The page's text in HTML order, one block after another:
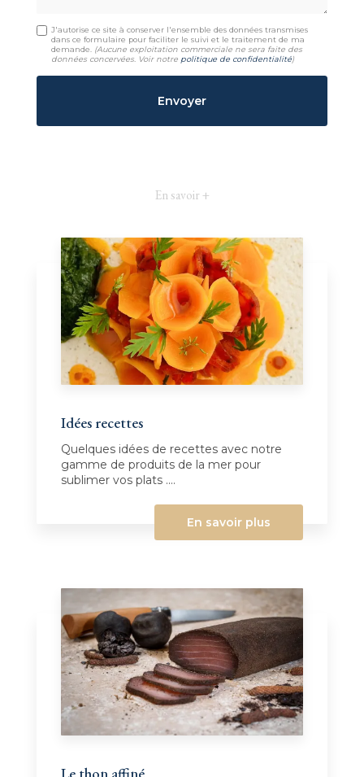
J'autorise ce site à conserver l'ensemble des données transmises
dans ce formulaire pour faciliter le suivi et le traitement de ma
demande. (Aucune exploitation commerciale ne sera faite des
données concervées. Voir notre politique de confidentialité)
En savoir +
Idées recettes
Quelques idées de recettes avec notre
gamme de produits de la mer pour
sublimer vos plats ....
En savoir plus